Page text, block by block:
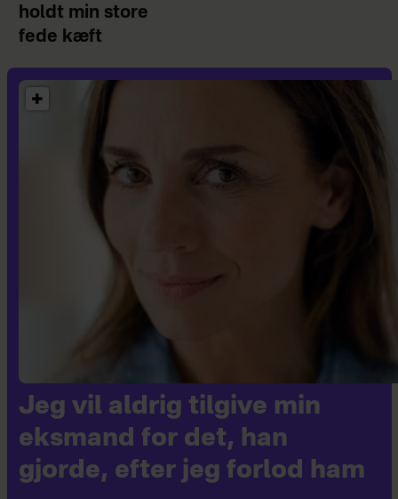
holdt min store
fede kæft
Jeg vil aldrig tilgive min
eksmand for det, han
gjorde, efter jeg forlod ham